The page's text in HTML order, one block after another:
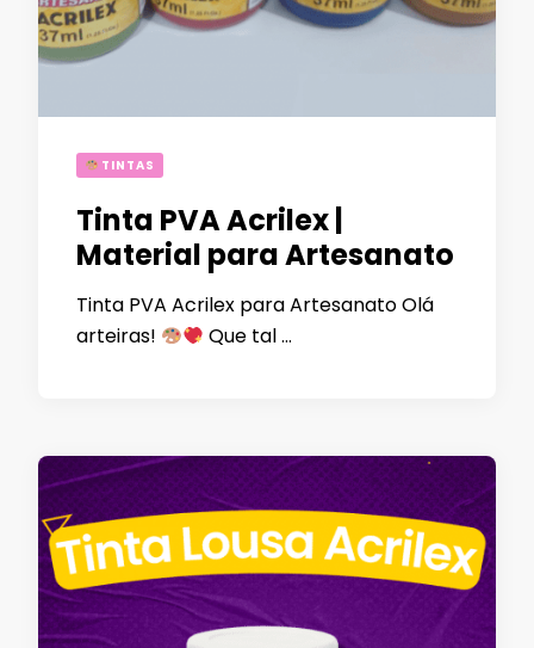
TINTAS
Tinta PVA Acrilex |
Material para Artesanato
Tinta PVA Acrilex para Artesanato Olá
arteiras!
Que tal …